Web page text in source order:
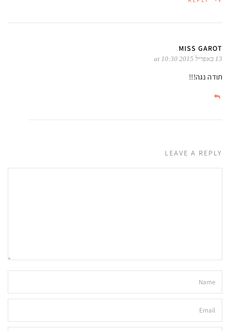
MISS GAROT
13 באפריל 2015 at 10:30
תודה נגה!!!
LEAVE A REPLY